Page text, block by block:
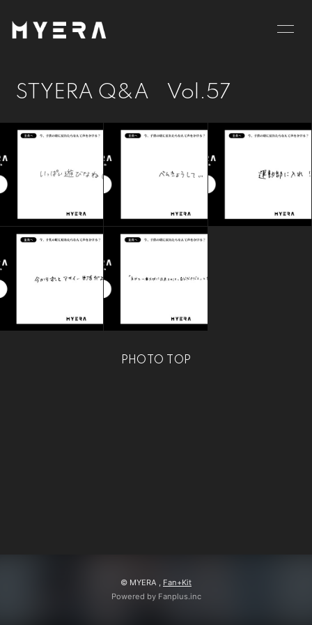
SCHEDULE PROFILE
VIDEO DISCOGRAPHY
PHOTO
お仕事のご依頼等は
こちら
会員登録 ログイン
STYERA Q&A Vol.57
PHOTO TOP
© MYERA , Fan+Kit
Powered by Fanplus.inc